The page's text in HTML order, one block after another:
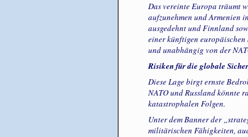
Das vereinte Europa träumt
aufzunehmen und Armenien
ausgedehnt und Finnland
einer künftigen
und unabhängig von der
Risiken für die globale
Diese Lage birgt ernste
NATO und Russland könnte
katastrophalen Folgen.
Unter dem Banner der
militärischen Fähigkeiten,